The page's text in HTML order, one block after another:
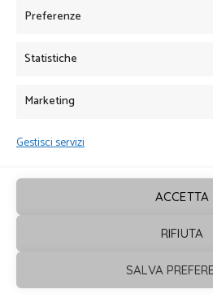
Preferenze
Statistiche
Marketing
Gestisci servizi
ACCETTA
RIFIUTA
SALVA
Sagrafica© 2026. Tutti
riservati - Powered